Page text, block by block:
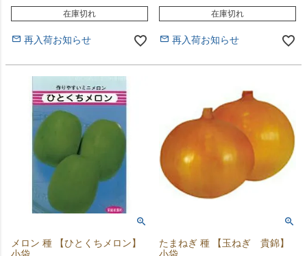
在庫切れ
再入荷お知らせ
在庫切れ
再入荷お知らせ
メロン 種 【ひとくちメロン】
たまねぎ 種 【玉ねぎ 貴錦】